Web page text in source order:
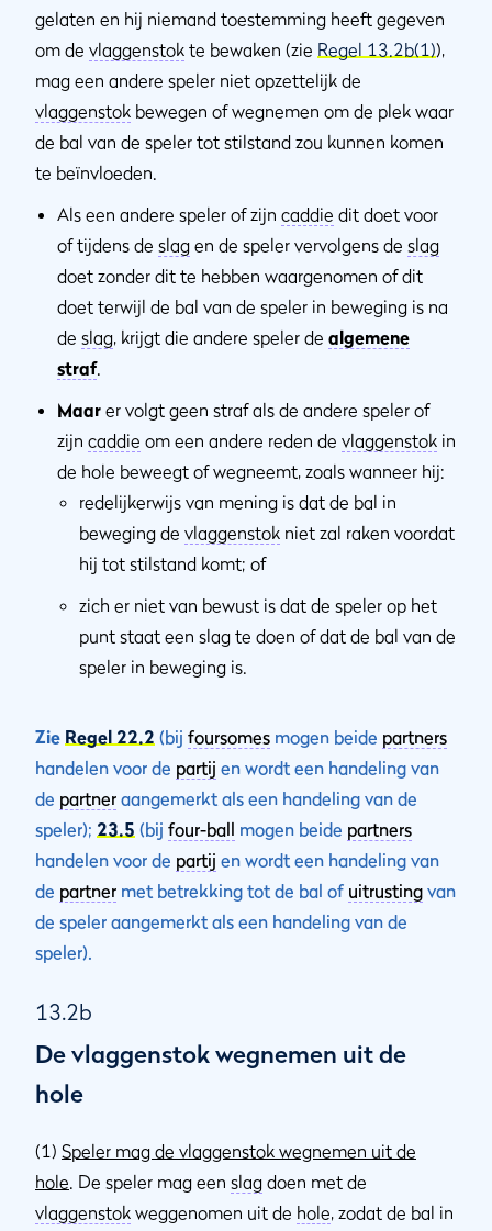
gelaten en hij niemand toestemming heeft gegeven
om de vlaggenstok te bewaken (zie Regel 13.2b(1)),
mag een andere speler niet opzettelijk de
vlaggenstok bewegen of wegnemen om de plek waar
de bal van de speler tot stilstand zou kunnen komen
te beïnvloeden.
Als een andere speler of zijn caddie dit doet voor
of tijdens de slag en de speler vervolgens de slag
doet zonder dit te hebben waargenomen of dit
doet terwijl de bal van de speler in beweging is na
de slag, krijgt die andere speler de algemene
straf.
Maar er volgt geen straf als de andere speler of
zijn caddie om een andere reden de vlaggenstok in
de hole beweegt of wegneemt, zoals wanneer hij:
redelijkerwijs van mening is dat de bal in
beweging de vlaggenstok niet zal raken voordat
hij tot stilstand komt; of
zich er niet van bewust is dat de speler op het
punt staat een slag te doen of dat de bal van de
speler in beweging is.
Zie Regel 22.2 (bij foursomes mogen beide partners
handelen voor de partij en wordt een handeling van
de partner aangemerkt als een handeling van de
speler); 23.5 (bij four-ball mogen beide partners
handelen voor de partij en wordt een handeling van
de partner met betrekking tot de bal of uitrusting van
de speler aangemerkt als een handeling van de
speler).
13.2b
De vlaggenstok wegnemen uit de
hole
(1) Speler mag de vlaggenstok wegnemen uit de
hole. De speler mag een slag doen met de
vlaggenstok weggenomen uit de hole, zodat de bal in